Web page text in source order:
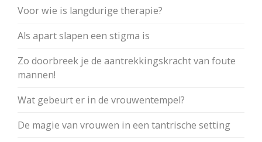
Voor wie is langdurige therapie?
Als apart slapen een stigma is
Zo doorbreek je de aantrekkingskracht van foute
mannen!
Wat gebeurt er in de vrouwentempel?
De magie van vrouwen in een tantrische setting